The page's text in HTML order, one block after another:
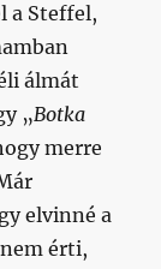
a Steffel,
álmát
„Botka
merre
elvinné a
érti,